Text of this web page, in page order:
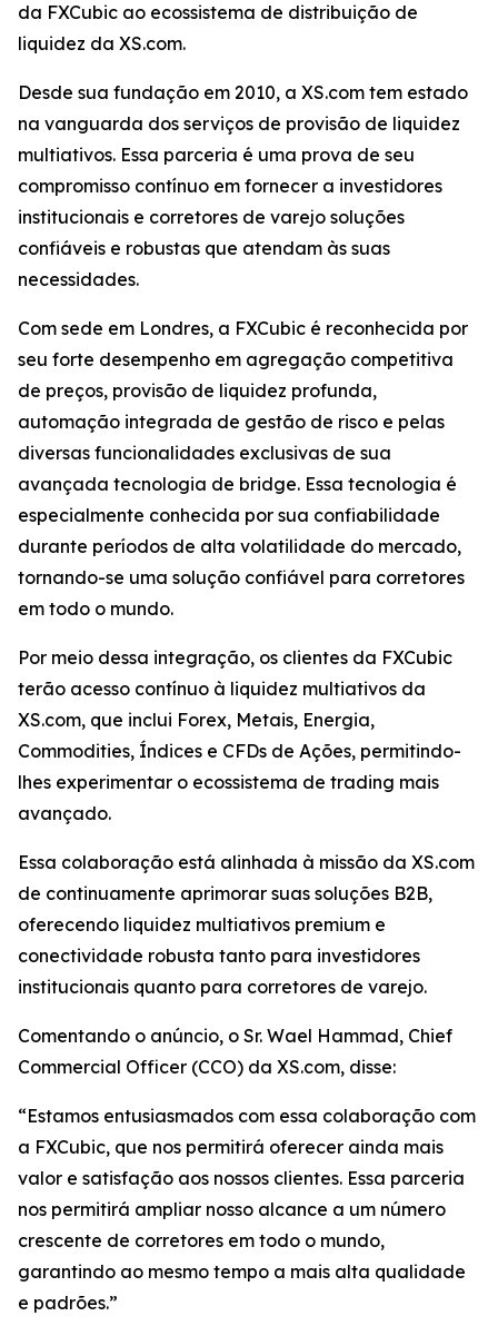
da FXCubic ao ecossistema de distribuição de
liquidez da XS.com.
Desde sua fundação em 2010, a XS.com tem estado
na vanguarda dos serviços de provisão de liquidez
multiativos. Essa parceria é uma prova de seu
compromisso contínuo em fornecer a investidores
institucionais e corretores de varejo soluções
confiáveis e robustas que atendam às suas
necessidades.
Com sede em Londres, a FXCubic é reconhecida por
seu forte desempenho em agregação competitiva
de preços, provisão de liquidez profunda,
automação integrada de gestão de risco e pelas
diversas funcionalidades exclusivas de sua
avançada tecnologia de bridge. Essa tecnologia é
especialmente conhecida por sua confiabilidade
durante períodos de alta volatilidade do mercado,
tornando-se uma solução confiável para corretores
em todo o mundo.
Por meio dessa integração, os clientes da FXCubic
terão acesso contínuo à liquidez multiativos da
XS.com, que inclui Forex, Metais, Energia,
Commodities, Índices e CFDs de Ações, permitindo-
lhes experimentar o ecossistema de trading mais
avançado.
Essa colaboração está alinhada à missão da XS.com
de continuamente aprimorar suas soluções B2B,
oferecendo liquidez multiativos premium e
conectividade robusta tanto para investidores
institucionais quanto para corretores de varejo.
Comentando o anúncio, o Sr. Wael Hammad, Chief
Commercial Officer (CCO) da XS.com, disse:
“Estamos entusiasmados com essa colaboração com
a FXCubic, que nos permitirá oferecer ainda mais
valor e satisfação aos nossos clientes. Essa parceria
nos permitirá ampliar nosso alcance a um número
crescente de corretores em todo o mundo,
garantindo ao mesmo tempo a mais alta qualidade
e padrões.”